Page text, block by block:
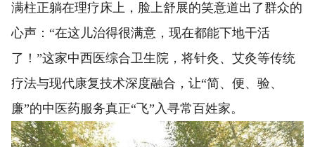
满柱正躺在理疗床上，脸上舒展的笑意道出了群众的
心声：“在这儿治得很满意，现在都能下地干活
了！”这家中西医综合卫生院，将针灸、艾灸等传统
疗法与现代康复技术深度融合，让“简、便、验、
廉”的中医药服务真正“飞”入寻常百姓家。